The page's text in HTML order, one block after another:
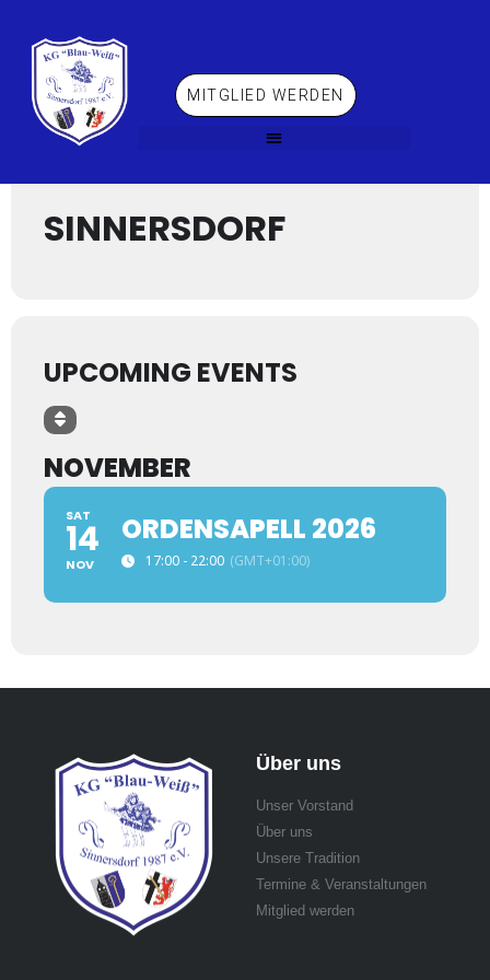
MITGLIED WERDEN
Events at this location
SINNERSDORF
UPCOMING EVENTS
NOVEMBER
SAT
14
NOV
ORDENSAPELL 2026
17:00 - 22:00 (GMT+01:00)
Über uns
Unser Vorstand
Über uns
Unsere Tradition
Termine & Veranstaltungen
Mitglied werden